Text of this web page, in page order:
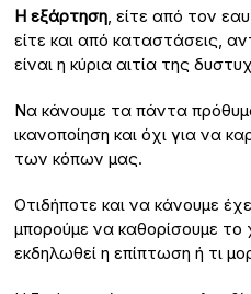
Η εξάρτηση, είτε από τον
είτε και από καταστάσεις,
είναι η κύρια αιτία της
Να κάνουμε τα πάντα
ικανοποίηση και όχι για να
των κόπων μας.
Οτιδήποτε και να κάνουμε
μπορούμε να καθορίσουμε
εκδηλωθεί η επίπτωση ή τι